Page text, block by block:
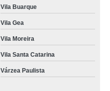
Vila Buarque
Vila Gea
Vila Moreira
Vila Santa Catarina
Várzea Paulista